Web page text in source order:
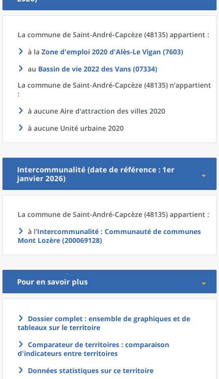
La commune de Saint-André-Capcèze (48135) appartient :
à la Zone d'emploi 2020 d'Alès-Le Vigan (7603)
au Bassin de vie 2022 des Vans (07334)
La commune de Saint-André-Capcèze (48135) n’appartient
:
à aucune Aire d'attraction des villes 2020
à aucune Unité urbaine 2020
Intercommunalité (date de référence : 1er
janvier 2026)
La commune de Saint-André-Capcèze (48135) appartient :
à l'Intercommunalité : Communauté de communes
Mont Lozère (200069128)
Pour en savoir plus
Dossier complet : ensemble de graphiques et de
tableaux sur le territoire
Comparateur de territoires : comparaison
d'indicateurs entre territoires
Données statistiques sur ce territoire